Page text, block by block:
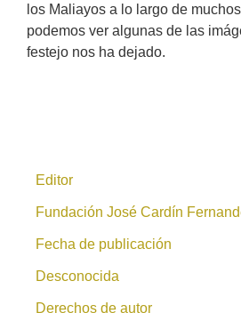
los Maliayos a lo largo de
podemos ver algunas de las
festejo nos ha dejado.
Editor
Fundación José Cardín
Fecha de publicación
Desconocida
Derechos de autor